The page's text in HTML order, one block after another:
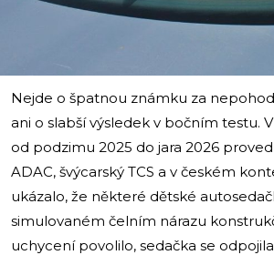
Nejde o špatnou známku za
ani o slabší výsledek v bočním testu.
od podzimu 2025 do jara 2026
ADAC, švýcarský TCS a v českém
ukázalo, že některé dětské
simulovaném čelním nárazu
uchycení povolilo, sedačka se